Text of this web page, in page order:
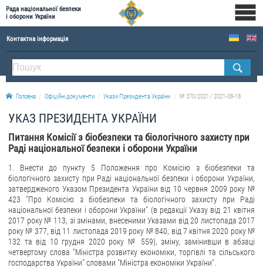
Рада національної безпеки
і оборони України
Контактна інформація
ПРО РНБОУ
Склад Ради національної безпеки і оборони України
Апарат Ради національної безпеки і оборони України
Правова основа діяльності Ради національної безпеки і оборони України
Історична довідка про діяльність Ради національної безпеки і оборони України
ПРЕСЦЕНТР
Новини
Drone Deals
Фотогалерея
Відеогалерея
Головна Офіційні документи Укази Президента України № 370/2021 / 2021-08-18
УКАЗ ПРЕЗИДЕНТА УКРАЇНИ
Питання Комісії з біобезпеки та біологічного захисту при
Раді національної безпеки і оборони України
1. Внести до пункту 5 Положення про Комісію з біобезпеки та
біологічного захисту при Раді національної безпеки і оборони України,
затвердженого Указом Президента України від 10 червня 2009 року №
423 "Про Комісію з біобезпеки та біологічного захисту при Раді
національної безпеки і оборони України" (в редакції Указу від 21 квітня
2017 року № 113, зі змінами, внесеними Указами від 20 листопада 2017
року № 377, від 11 листопада 2019 року № 840, від 7 квітня 2020 року №
132 та від 10 грудня 2020 року № 559), зміну, замінивши в абзаці
четвертому слова "Міністра розвитку економіки, торгівлі та сільського
господарства України" словами "Міністра економіки України".